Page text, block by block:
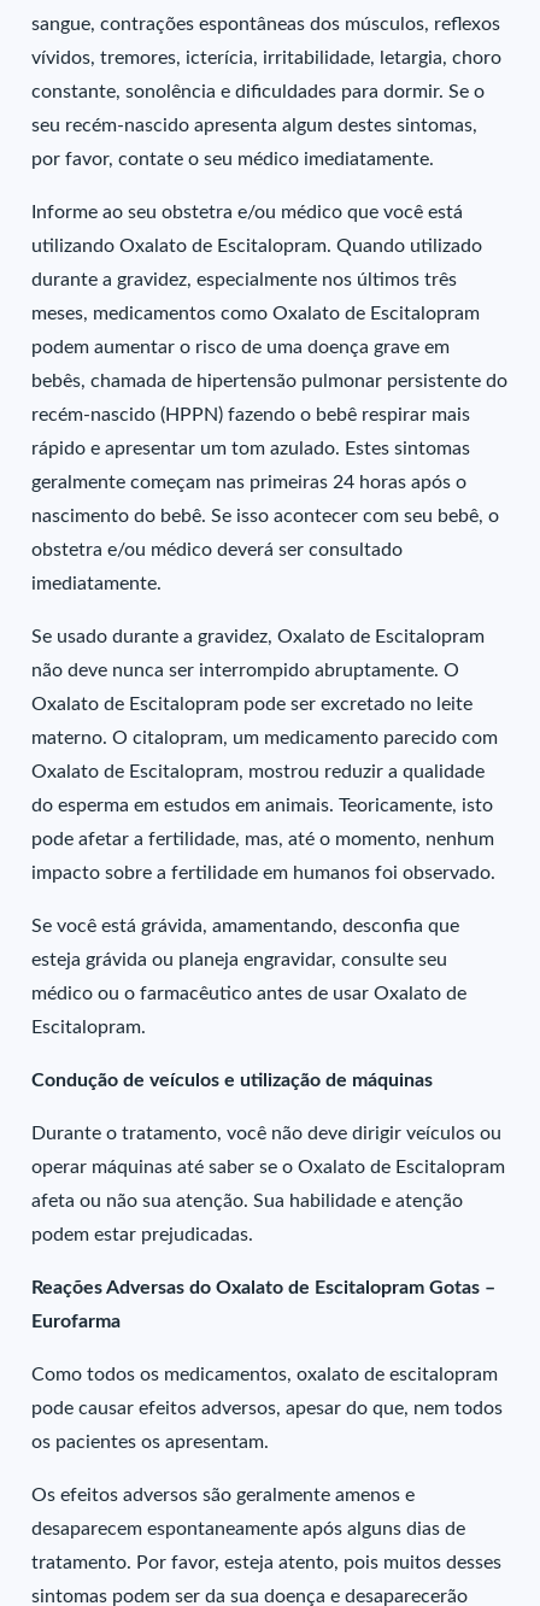
sangue, contrações espontâneas dos músculos, reflexos
vívidos, tremores, icterícia, irritabilidade, letargia, choro
constante, sonolência e dificuldades para dormir. Se o
seu recém-nascido apresenta algum destes sintomas,
por favor, contate o seu médico imediatamente.
Informe ao seu obstetra e/ou médico que você está
utilizando Oxalato de Escitalopram. Quando utilizado
durante a gravidez, especialmente nos últimos três
meses, medicamentos como Oxalato de Escitalopram
podem aumentar o risco de uma doença grave em
bebês, chamada de hipertensão pulmonar persistente do
recém-nascido (HPPN) fazendo o bebê respirar mais
rápido e apresentar um tom azulado. Estes sintomas
geralmente começam nas primeiras 24 horas após o
nascimento do bebê. Se isso acontecer com seu bebê, o
obstetra e/ou médico deverá ser consultado
imediatamente.
Se usado durante a gravidez, Oxalato de Escitalopram
não deve nunca ser interrompido abruptamente. O
Oxalato de Escitalopram pode ser excretado no leite
materno. O citalopram, um medicamento parecido com
Oxalato de Escitalopram, mostrou reduzir a qualidade
do esperma em estudos em animais. Teoricamente, isto
pode afetar a fertilidade, mas, até o momento, nenhum
impacto sobre a fertilidade em humanos foi observado.
Se você está grávida, amamentando, desconfia que
esteja grávida ou planeja engravidar, consulte seu
médico ou o farmacêutico antes de usar Oxalato de
Escitalopram.
Condução de veículos e utilização de máquinas
Durante o tratamento, você não deve dirigir veículos ou
operar máquinas até saber se o Oxalato de Escitalopram
afeta ou não sua atenção. Sua habilidade e atenção
podem estar prejudicadas.
Reações Adversas do Oxalato de Escitalopram Gotas –
Eurofarma
Como todos os medicamentos, oxalato de escitalopram
pode causar efeitos adversos, apesar do que, nem todos
os pacientes os apresentam.
Os efeitos adversos são geralmente amenos e
desaparecem espontaneamente após alguns dias de
tratamento. Por favor, esteja atento, pois muitos desses
sintomas podem ser da sua doença e desaparecerão